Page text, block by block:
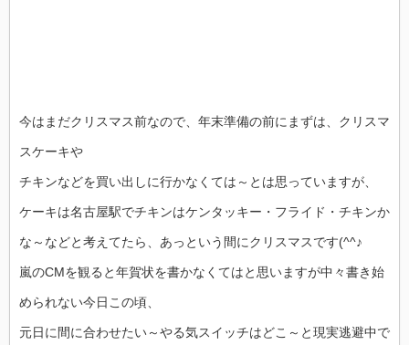
今はまだクリスマス前なので、年末準備の前にまずは、クリスマ
スケーキや
チキンなどを買い出しに行かなくては～とは思っていますが、
ケーキは名古屋駅でチキンはケンタッキー・フライド・チキンか
な～などと考えてたら、あっという間にクリスマスです(^^♪
嵐のCMを観ると年賀状を書かなくてはと思いますが中々書き始
められない今日この頃、
元日に間に合わせたい～やる気スイッチはどこ～と現実逃避中で